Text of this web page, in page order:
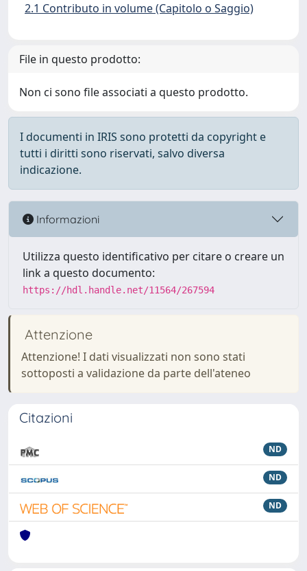
2.1 Contributo in volume (Capitolo o Saggio)
File in questo prodotto:
Non ci sono file associati a questo prodotto.
I documenti in IRIS sono protetti da copyright e
tutti i diritti sono riservati, salvo diversa
indicazione.
Informazioni
Utilizza questo identificativo per citare o creare un
link a questo documento:
https://hdl.handle.net/11564/267594
Attenzione
Attenzione! I dati visualizzati non sono stati
sottoposti a validazione da parte dell'ateneo
Citazioni
ND
ND
ND